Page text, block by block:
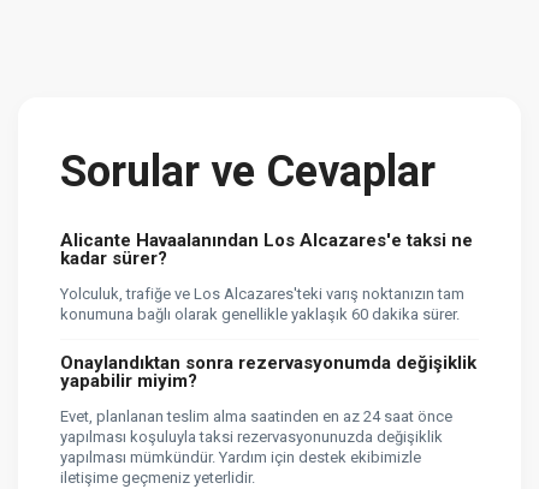
Sorular ve Cevaplar
Alicante Havaalanından Los Alcazares'e taksi ne
kadar sürer?
Yolculuk, trafiğe ve Los Alcazares'teki varış noktanızın tam
konumuna bağlı olarak genellikle yaklaşık 60 dakika sürer.
Onaylandıktan sonra rezervasyonumda değişiklik
yapabilir miyim?
Evet, planlanan teslim alma saatinden en az 24 saat önce
yapılması koşuluyla taksi rezervasyonunuzda değişiklik
yapılması mümkündür. Yardım için destek ekibimizle
iletişime geçmeniz yeterlidir.